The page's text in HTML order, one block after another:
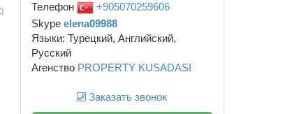
Телефон
+905070259606
Skype elena09988
Языки: Турецкий, Английский,
Русский
Агенство PROPERTY KUSADASI
Заказать звонок